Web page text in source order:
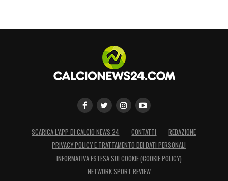
SCARICA L’APP DI CALCIO NEWS 24 CONTATTI
REDAZIONE
PRIVACY POLICY E TRATTAMENTO DEI DATI PERSONALI
INFORMATIVA ESTESA SUI COOKIE (COOKIE POLICY)
NETWORK SPORT REVIEW